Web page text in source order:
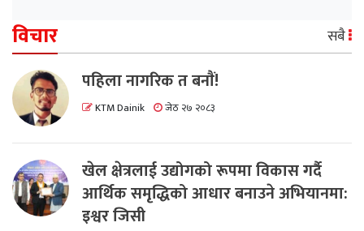
विचार सबै
पहिला नागरिक त बनाैं!
KTM Dainik जेठ २७ २०८३
खेल क्षेत्रलाई उद्योगको रूपमा विकास गर्दै
आर्थिक समृद्धिको आधार बनाउने अभियानमा:
इश्वर जिसी